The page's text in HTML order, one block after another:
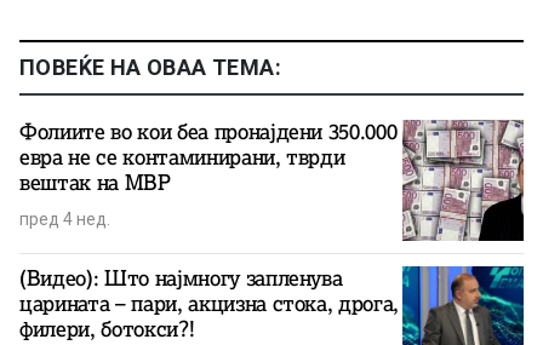
ПОВЕЌЕ НА ОВАА ТЕМА:
Фолиите во кои беа пронајдени 350.000
евра не се контаминирани, тврди
вештак на МВР
пред 4 нед.
(Видео): Што најмногу запленува
царината – пари, акцизна стока, дрога,
филери, ботокси?!